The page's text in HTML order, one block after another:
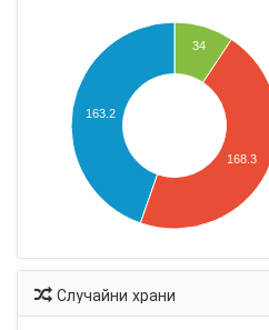
34
163.2
168.3
Случайни храни